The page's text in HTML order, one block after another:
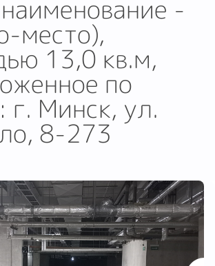
-
место),
13,0 кв.м,
по
г. Минск, ул.
8-273